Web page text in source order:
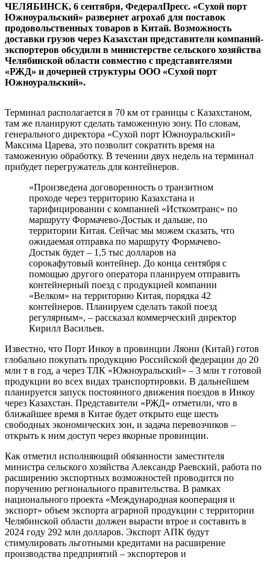
ЧЕЛЯБИНСК, 6 сентября, ФедералПресс. «Сухой порт
Южноуральский» развернет агрохаб для поставок
продовольственных товаров в Китай. Возможность
доставки грузов через Казахстан представители компаний-
экспортеров обсудили в министерстве сельского хозяйства
Челябинской области совместно с представителями
«РЖД» и дочерней структуры ООО «Сухой порт
Южноуральский».
Терминал располагается в 70 км от границы с Казахстаном,
там же планируют сделать таможенную зону. По словам,
генерального директора «Сухой порт Южноуральский»
Максима Царева, это позволит сократить время на
таможенную обработку. В течении двух недель на терминал
прибудет перегружатель для контейнеров.
«Произведена договоренность о транзитном
проходе через территорию Казахстана и
тарифицировании с компанией «Исткомтранс» по
маршруту Формачево-Достык и дальше, по
территории Китая. Сейчас мы можем сказать, что
ожидаемая отправка по маршруту Формачево-
Достык будет – 1,5 тыс долларов на
сорокафутовый контейнер. До конца сентября с
помощью другого оператора планируем отправить
контейнерный поезд с продукцией компании
«Велком» на территорию Китая, порядка 42
контейнеров. Планируем сделать такой поезд
регулярным», – рассказал коммерческий директор
Кирилл Васильев.
Известно, что Порт Инкоу в провинции Ляони (Китай) готов
глобально покупать продукцию Российской федерации до 20
млн т в год, а через ТЛК «Южноуральский» – 3 млн т готовой
продукции во всех видах транспортировки. В дальнейшем
планируется запуск постоянного движения поездов в Инкоу
через Казахстан. Представители «РЖД» отметили, что в
ближайшее время в Китае будет открыто еще шесть
свободных экономических зон, и задача перевозчиков –
открыть к ним доступ через якорные провинции.
Как отметил исполняющий обязанности заместителя
министра сельского хозяйства Александр Раевский, работа по
расширению экспортных возможностей проводится по
поручению регионального правительства. В рамках
национального проекта «Международная кооперация и
экспорт» объем экспорта аграрной продукции с территории
Челябинской области должен вырасти втрое и составить в
2024 году 292 млн долларов. Экспорт АПК будут
стимулировать льготными кредитами на расширение
производства предприятий – экспортеров и